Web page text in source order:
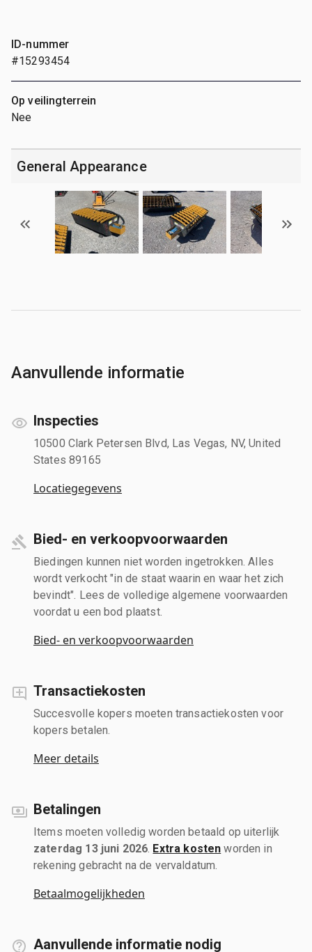
ID-nummer
#15293454
Op veilingterrein
Nee
General Appearance
Aanvullende informatie
Inspecties
10500 Clark Petersen Blvd, Las Vegas, NV, United
States 89165
Locatiegegevens
Bied- en verkoopvoorwaarden
Biedingen kunnen niet worden ingetrokken. Alles
wordt verkocht "in de staat waarin en waar het zich
bevindt". Lees de volledige algemene voorwaarden
voordat u een bod plaatst.
Bied- en verkoopvoorwaarden
Transactiekosten
Succesvolle kopers moeten transactiekosten voor
kopers betalen.
Meer details
Betalingen
Items moeten volledig worden betaald op uiterlijk
zaterdag 13 juni 2026 Extra kosten worden in
rekening gebracht na de vervaldatum.
Betaalmogelijkheden
Aanvullende informatie nodig